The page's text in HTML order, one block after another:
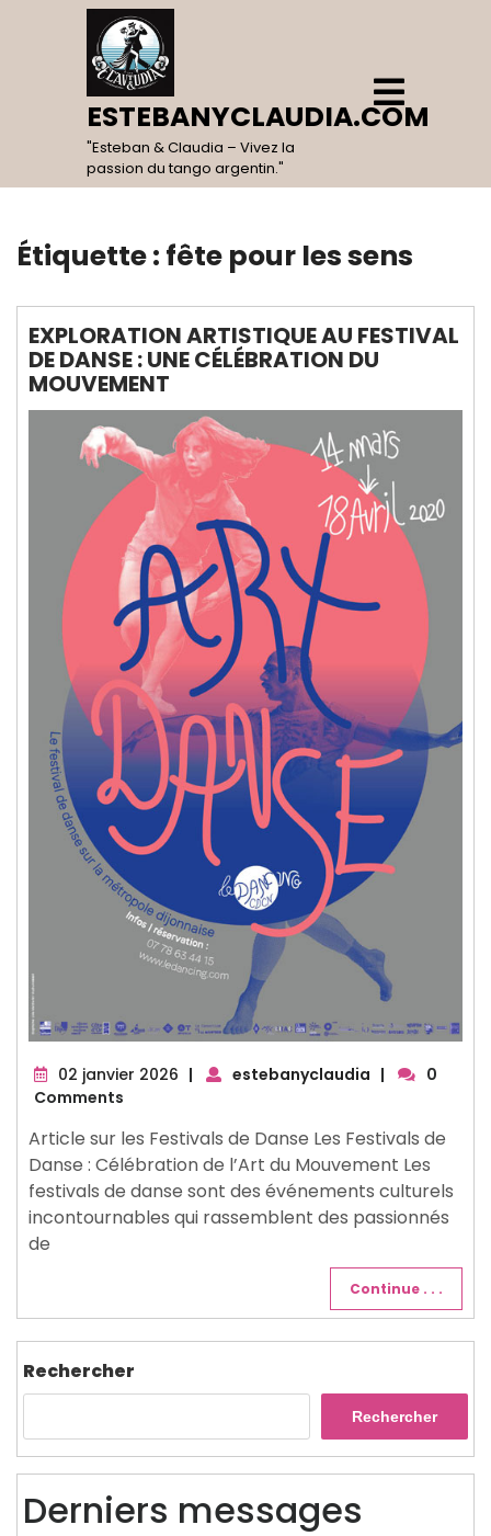
ESTEBANYCLAUDIA.COM
"Esteban & Claudia – Vivez la
passion du tango argentin."
Open
Menu
Étiquette : fête pour les sens
EXPLORATION ARTISTIQUE AU FESTIVAL
DE DANSE : UNE CÉLÉBRATION DU
MOUVEMENT
02 janvier 2026 02
| estebanyclaudia |
0
Comments
Article sur les Festivals de Danse Les Festivals de
Danse : Célébration de l’Art du Mouvement Les
festivals de danse sont des événements culturels
incontournables qui rassemblent des passionnés
de
Continue . . .
Rechercher
Rechercher
Derniers messages